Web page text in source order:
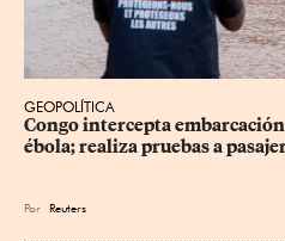
GEOPOLÍTICA
Congo intercepta
ébola; realiza pruebas a
Por Reuters